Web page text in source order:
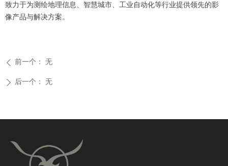
致力于为测绘地理信息、智慧城市、工业自动化等行业提供领先的影
像产品与解决方案。
ꄴ 前一个： 无
ꄲ 后一个： 无